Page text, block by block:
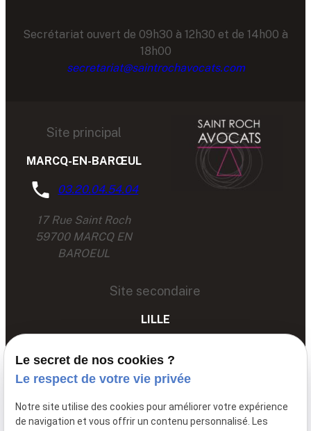
Secrétariat ouvert de 09h30 à 12h30 et de 14h00 à
18h00
secretariat@saintrochavocats.com
Site principal
MARCQ-EN-BARŒUL
03.20.04.54.04
17 Rue Saint Roch
59700 MARCQ EN
BAROEUL
Site secondaire
LILLE
68 Av. du Peuple Belge,
Le secret de nos cookies ?
Le respect de votre vie privée
Notre site utilise des cookies pour améliorer votre expérience
de navigation et vous offrir un contenu personnalisé. Les